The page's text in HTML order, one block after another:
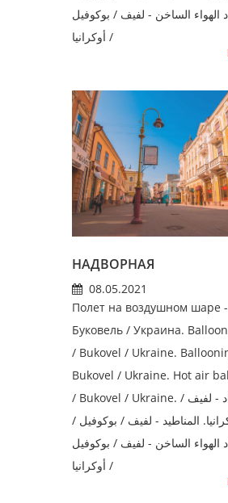
الهواء الساخن - لفيف / بوكوفيل
/ أوكرانيا
НАДВОРНАЯ
08.05.2021
Полет на воздушном шаре
Буковель / Украина.
/ Bukovel / Ukraine.
Bukovel / Ukraine. Hot air
/ Bukovel / Ukraine. رحلة المنطاد - لفيف /
المناطيد - لفيف / بوكوفيل /
الهواء الساخن - لفيف / بوكوفيل
/ أوكرانيا